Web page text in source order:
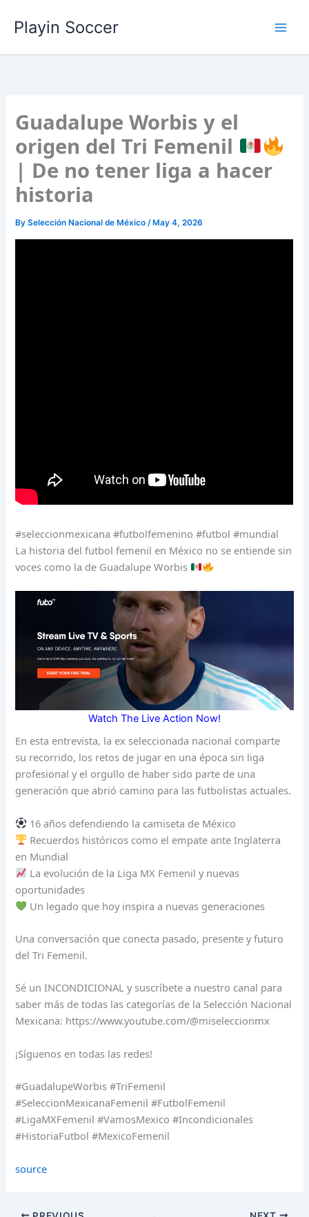
Playin Soccer
Guadalupe Worbis y el
origen del Tri Femenil
| De no tener liga a hacer
historia
BySelección Nacional de México/ May 4, 2026
#seleccionmexicana #futbolfemenino #futbol #mundial
La historia del futbol femenil en México no se entiende sin
voces como la de Guadalupe Worbis
Watch The Live Action Now!
En esta entrevista, la ex seleccionada nacional comparte
su recorrido, los retos de jugar en una época sin liga
profesional y el orgullo de haber sido parte de una
generación que abrió camino para las futbolistas actuales.
16 años defendiendo la camiseta de México
Recuerdos históricos como el empate ante Inglaterra
en Mundial
La evolución de la Liga MX Femenil y nuevas
oportunidades
Un legado que hoy inspira a nuevas generaciones
Una conversación que conecta pasado, presente y futuro
del Tri Femenil.
Sé un INCONDICIONAL y suscríbete a nuestro canal para
saber más de todas las categorías de la Selección Nacional
Mexicana: https://www.youtube.com/@miseleccionmx
¡Síguenos en todas las redes!
#GuadalupeWorbis #TriFemenil
#SeleccionMexicanaFemenil #FutbolFemenil
#LigaMXFemenil #VamosMexico #Incondicionales
#HistoriaFutbol #MexicoFemenil
source